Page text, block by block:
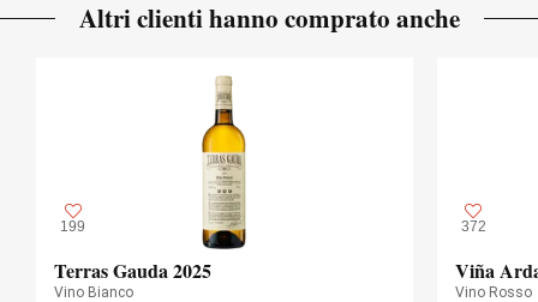
Altri clienti hanno comprato anche
199
Terras Gauda 2025
Vino Bianco
372
Viña
Vino Rosso